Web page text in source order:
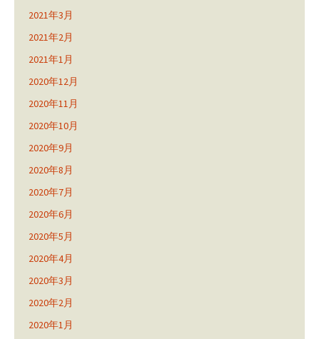
2021年3月
2021年2月
2021年1月
2020年12月
2020年11月
2020年10月
2020年9月
2020年8月
2020年7月
2020年6月
2020年5月
2020年4月
2020年3月
2020年2月
2020年1月